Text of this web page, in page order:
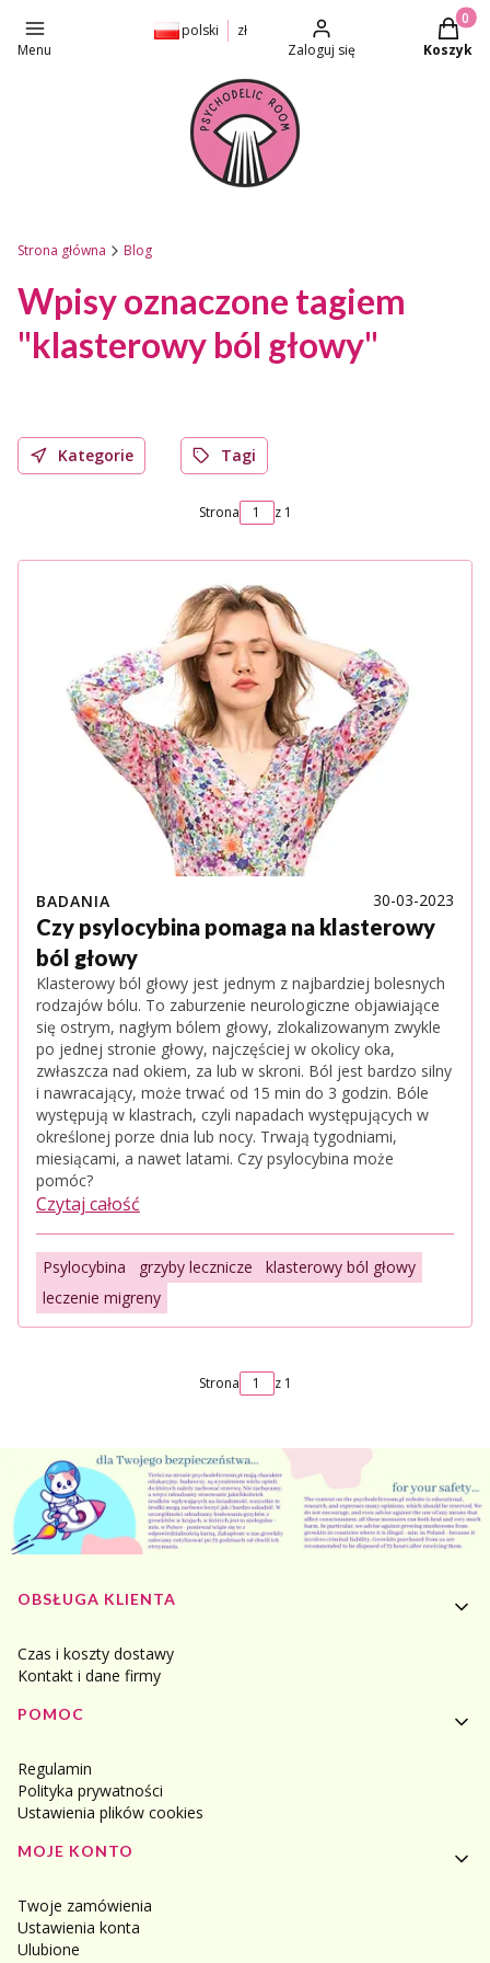
Menu
polski
zł
Zaloguj się
Koszyk
Strona główna Blog
Wpisy oznaczone tagiem
"klasterowy ból głowy"
Kategorie Tagi
Strona z 1
BADANIA 30-03-2023
Czy psylocybina pomaga na klasterowy
ból głowy
Klasterowy ból głowy jest jednym z najbardziej bolesnych
rodzajów bólu. To zaburzenie neurologiczne objawiające
się ostrym, nagłym bólem głowy, zlokalizowanym zwykle
po jednej stronie głowy, najczęściej w okolicy oka,
zwłaszcza nad okiem, za lub w skroni. Ból jest bardzo silny
i nawracający, może trwać od 15 min do 3 godzin. Bóle
występują w klastrach, czyli napadach występujących w
określonej porze dnia lub nocy. Trwają tygodniami,
miesiącami, a nawet latami. Czy psylocybina może
pomóc?
Czytaj całość
Psylocybina grzyby lecznicze
klasterowy ból głowy
leczenie migreny
Strona z 1
Linki w stopce
OBSŁUGA KLIENTA
Czas i koszty dostawy
Kontakt i dane firmy
POMOC
Regulamin
Polityka prywatności
Ustawienia plików cookies
MOJE KONTO
Twoje zamówienia
Ustawienia konta
Ulubione